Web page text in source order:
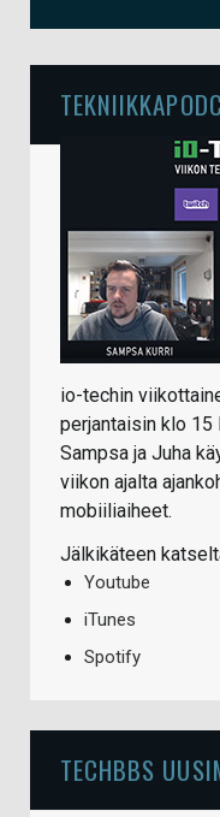
io-techin
perjantaisin klo
Sampsa ja Juha
viikon ajalta
mobiiliaiheet.
Jälkikäteen
Youtube
iTunes
Spotify
TECHBBS